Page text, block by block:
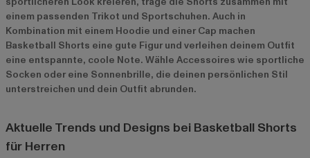
einem passenden Trikot und Sportschuhen. Auch in
Kombination mit einem Hoodie und einer Cap machen
Basketball Shorts eine gute Figur und verleihen deinem Outfit
eine entspannte, coole Note. Wähle Accessoires wie sportliche
Socken oder eine Sonnenbrille, die deinen persönlichen Stil
unterstreichen und dein Outfit abrunden.
Aktuelle Trends und Designs bei Basketball Shorts
für Herren